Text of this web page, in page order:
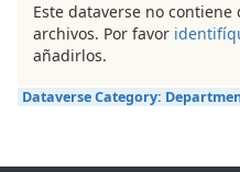
Este dataverse no
archivos. Por favor
añadirlos.
Dataverse Category: